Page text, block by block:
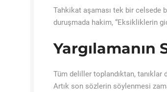
Tahkikat aşaması tek bir celsede
duruşmada hakim, “Eksikliklerin
Yargılamanın
Tüm deliller toplandıktan,
Artık son sözlerin söylenmesi